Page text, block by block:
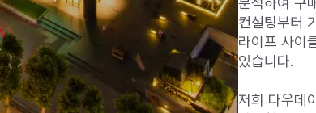
컨설팅부터
라이프 사이
있습니다.
저희 다우데